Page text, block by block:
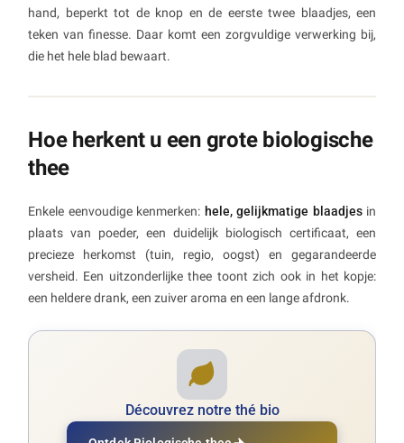
hand, beperkt tot de knop en de eerste twee blaadjes, een
teken van finesse. Daar komt een zorgvuldige verwerking bij,
die het hele blad bewaart.
Hoe herkent u een grote biologische
thee
Enkele eenvoudige kenmerken: hele, gelijkmatige blaadjesin
plaats van poeder, een duidelijk biologisch certificaat, een
precieze herkomst (tuin, regio, oogst) en gegarandeerde
versheid. Een uitzonderlijke thee toont zich ook in het kopje:
een heldere drank, een zuiver aroma en een lange afdronk.
Découvrez notre thé bio